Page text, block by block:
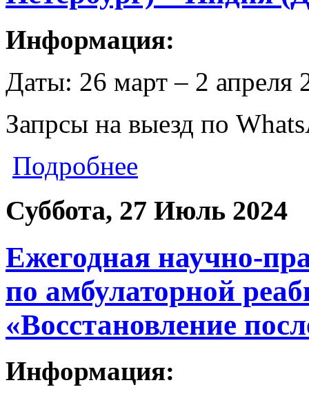
Информация:
Даты: 26 март – 2 апреля
Запрсы на выезд по
Подробнее
Суббота, 27 Июль 2024
Ежегодная научно-
по амбулаторной
«Восстановление
Информация: